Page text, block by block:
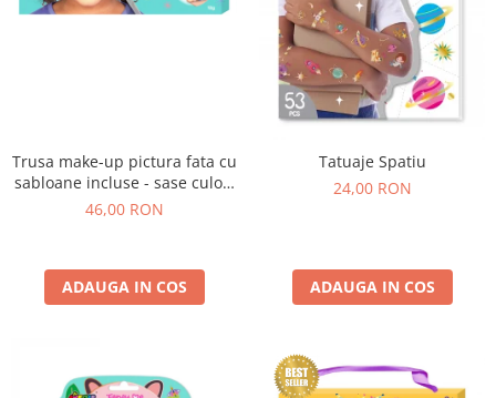
Trusa make-up pictura fata cu
sabloane incluse - sase culori
non-alergice - curcubeu si
46,00 RON
ADAUGA IN COS
Tatuaje Spatiu
24,00 RON
ADAUGA IN COS